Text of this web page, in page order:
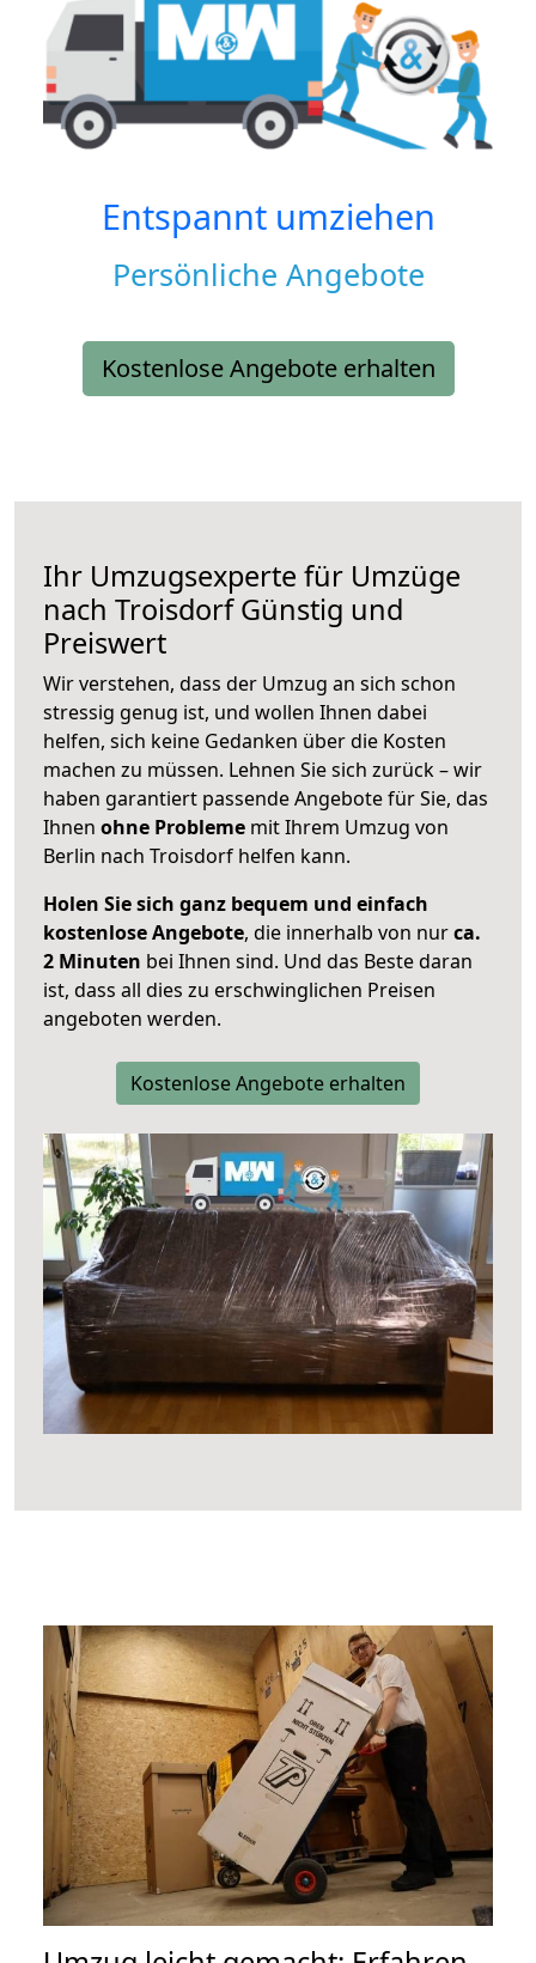
Entspannt umziehen
Persönliche Angebote
Kostenlose Angebote erhalten
Ihr Umzugsexperte für Umzüge
nach TroisdorfGünstig und
Preiswert
Wir verstehen, dass der Umzug an sich schon
stressig genug ist, und wollen Ihnen dabei
helfen, sich keine Gedanken über die Kosten
machen zu müssen. Lehnen Sie sich zurück – wir
haben garantiert passende Angebote für Sie, das
Ihnen ohne Probleme mit Ihrem Umzug von
Berlin nach Troisdorf helfen kann.
Holen Sie sich ganz bequem und einfach
kostenlose Angebote, die innerhalb von nurca.
2 Minuten bei Ihnen sind. Und das Beste daran
ist, dass all dies zu erschwinglichen Preisen
angeboten werden.
Kostenlose Angebote erhalten